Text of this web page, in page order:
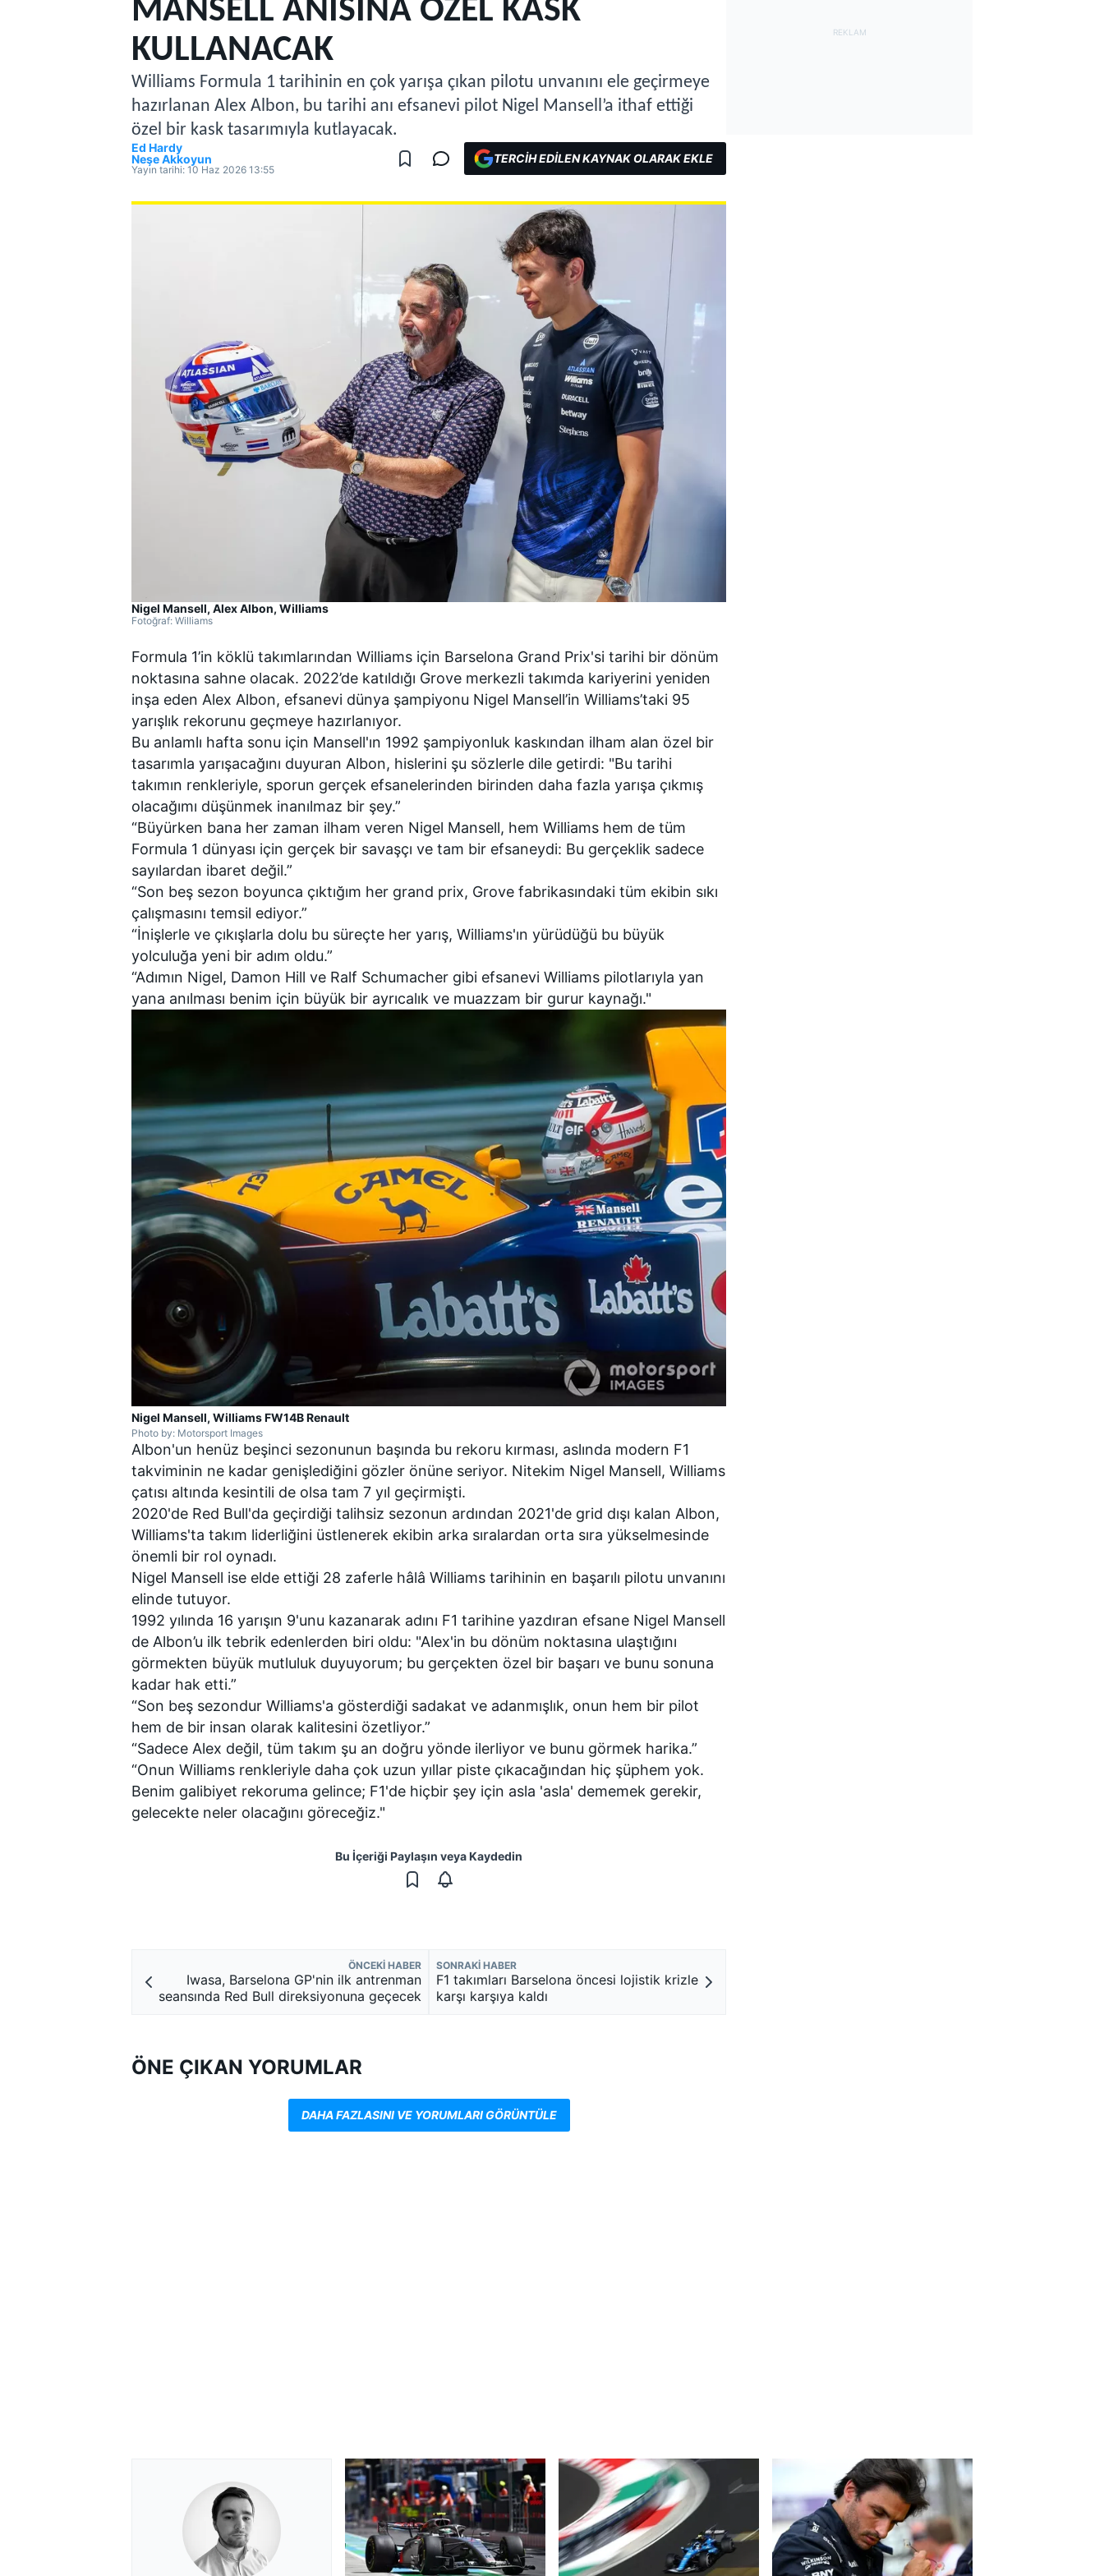
TÜRK SPORCULAR
MOTOSİKLET
MANSELL ANISINA ÖZEL KASK
KULLANACAK
Williams Formula 1 tarihinin en çok yarışa çıkan pilotu unvanını ele geçirmeye
hazırlanan Alex Albon, bu tarihi anı efsanevi pilot Nigel Mansell’a ithaf ettiği
özel bir kask tasarımıyla kutlayacak.
Ed Hardy
Neşe Akkoyun
Yayın tarihi: 10 Haz 2026 13:55
TERCIH EDILEN KAYNAK OLARAK EKLE
Nigel Mansell, Alex Albon, Williams
Fotoğraf: Williams
Formula 1’in köklü takımlarından Williams için Barselona Grand Prix'si tarihi bir dönüm
noktasına sahne olacak. 2022’de katıldığı Grove merkezli takımda kariyerini yeniden
inşa eden Alex Albon, efsanevi dünya şampiyonu Nigel Mansell’in Williams’taki 95
yarışlık rekorunu geçmeye hazırlanıyor.
Bu anlamlı hafta sonu için Mansell'ın 1992 şampiyonluk kaskından ilham alan özel bir
tasarımla yarışacağını duyuran Albon, hislerini şu sözlerle dile getirdi: "Bu tarihi
takımın renkleriyle, sporun gerçek efsanelerinden birinden daha fazla yarışa çıkmış
olacağımı düşünmek inanılmaz bir şey.”
“Büyürken bana her zaman ilham veren Nigel Mansell, hem Williams hem de tüm
Formula 1 dünyası için gerçek bir savaşçı ve tam bir efsaneydi: Bu gerçeklik sadece
sayılardan ibaret değil.”
“Son beş sezon boyunca çıktığım her grand prix, Grove fabrikasındaki tüm ekibin sıkı
çalışmasını temsil ediyor.”
“İnişlerle ve çıkışlarla dolu bu süreçte her yarış, Williams'ın yürüdüğü bu büyük
yolculuğa yeni bir adım oldu.”
“Adımın Nigel, Damon Hill ve Ralf Schumacher gibi efsanevi Williams pilotlarıyla yan
yana anılması benim için büyük bir ayrıcalık ve muazzam bir gurur kaynağı."
Nigel Mansell, Williams FW14B Renault
Photo by: Motorsport Images
Albon'un henüz beşinci sezonunun başında bu rekoru kırması, aslında modern F1
takviminin ne kadar genişlediğini gözler önüne seriyor. Nitekim Nigel Mansell, Williams
çatısı altında kesintili de olsa tam 7 yıl geçirmişti.
2020'de Red Bull'da geçirdiği talihsiz sezonun ardından 2021'de grid dışı kalan Albon,
Williams'ta takım liderliğini üstlenerek ekibin arka sıralardan orta sıra yükselmesinde
önemli bir rol oynadı.
Nigel Mansell ise elde ettiği 28 zaferle hâlâ Williams tarihinin en başarılı pilotu unvanını
elinde tutuyor.
1992 yılında 16 yarışın 9'unu kazanarak adını F1 tarihine yazdıran efsane Nigel Mansell
de Albon’u ilk tebrik edenlerden biri oldu: "Alex'in bu dönüm noktasına ulaştığını
görmekten büyük mutluluk duyuyorum; bu gerçekten özel bir başarı ve bunu sonuna
kadar hak etti.”
“Son beş sezondur Williams'a gösterdiği sadakat ve adanmışlık, onun hem bir pilot
hem de bir insan olarak kalitesini özetliyor.”
“Sadece Alex değil, tüm takım şu an doğru yönde ilerliyor ve bunu görmek harika.”
“Onun Williams renkleriyle daha çok uzun yıllar piste çıkacağından hiç şüphem yok.
Benim galibiyet rekoruma gelince; F1'de hiçbir şey için asla 'asla' dememek gerekir,
gelecekte neler olacağını göreceğiz."
Bu İçeriği Paylaşın veya Kaydedin
ÖNCEKI HABER
Iwasa, Barselona GP'nin ilk antrenman
seansında Red Bull direksiyonuna geçecek
SONRAKI HABER
F1 takımları Barselona öncesi lojistik krizle
karşı karşıya kaldı
ÖNE ÇIKAN YORUMLAR
DAHA FAZLASINI VE YORUMLARI GÖRÜNTÜLE